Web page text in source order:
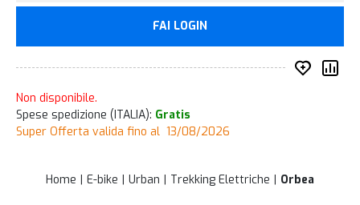
FAI LOGIN
Non disponibile.
Spese spedizione (ITALIA): Gratis
Super Offerta valida fino al 13/08/2026
Home E-bike Urban Trekking Elettriche Orbea